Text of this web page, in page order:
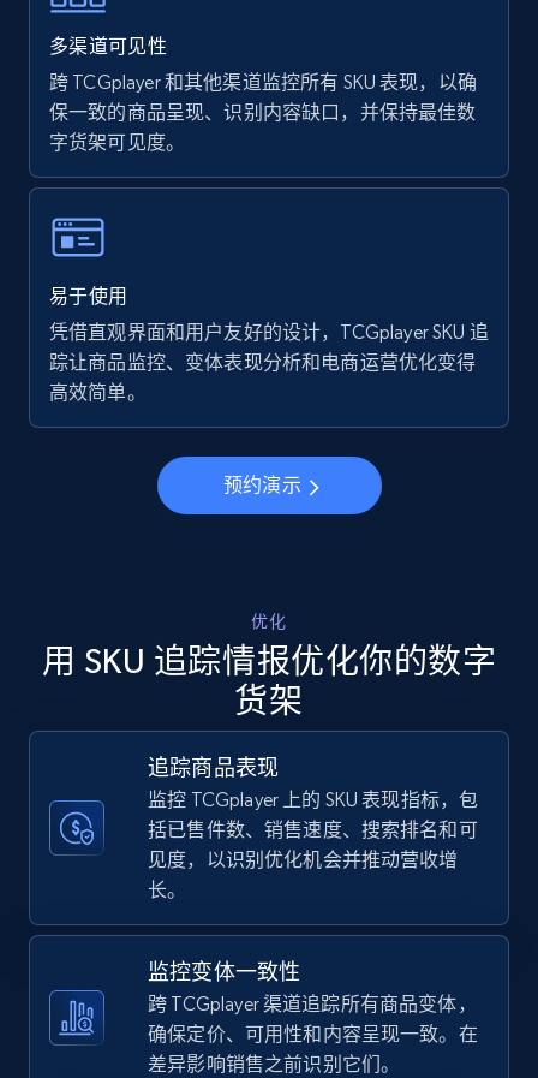
Walmart - products - Find new products by
using specific category URL
URL, Final price, Sku, Currency, Gtin,
Specifications, Image urls, Top reviews, and
more.
specific keywords
URL, Final price, Sku, Currency, Gtin,
Specifications, Image urls, Top reviews, and
more.
立即开始
Walmart - products - Discover products by
using sku numbers
URL, Final price, Sku, Currency, Gtin,
Specifications, Image urls, Top reviews, and
more.
5.6K+ 875+ 立即开始
TikTok Shop
URL, Title, Available, Description, Currency, Initial
price, Final price, Discount percent, and more.
5.4K+ 667+ 立即开始
多渠道可见性
跨 TCGplayer 和其他渠道监控所有 SKU 表现，以确
保一致的商品呈现、识别内容缺口，并保持最佳数
字货架可见度。
易于使用
凭借直观界面和用户友好的设计，TCGplayer SKU 追
踪让商品监控、变体表现分析和电商运营优化变得
高效简单。
预约演示
优化
用 SKU 追踪情报优化你的数字
货架
追踪商品表现
监控 TCGplayer 上的 SKU 表现指标，包
括已售件数、销售速度、搜索排名和可
见度，以识别优化机会并推动营收增
长。
监控变体一致性
跨 TCGplayer 渠道追踪所有商品变体，
确保定价、可用性和内容呈现一致。在
差异影响销售之前识别它们。